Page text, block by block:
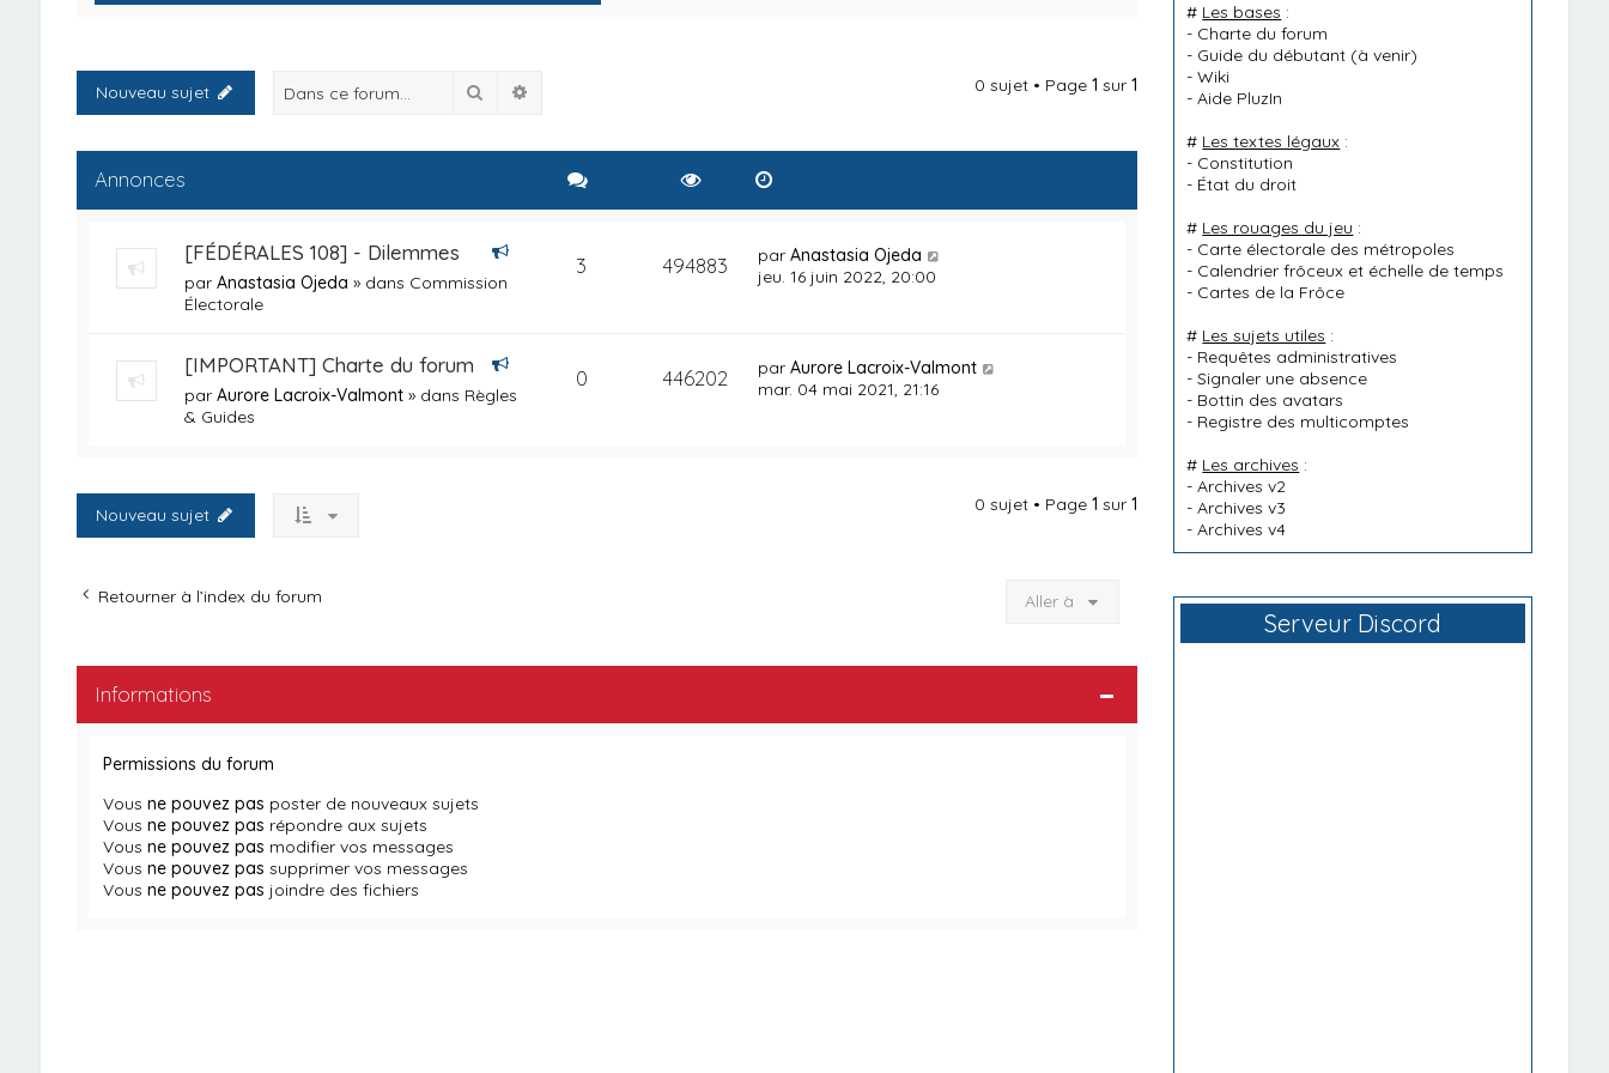
Nouveau sujet Rechercher 0 sujet • Page1 sur1
Annonces
[FÉDÉRALES 108] - Dilemmes
par Anastasia Ojeda » dans Commission
Électorale
3 494883 parAnastasia Ojeda
jeu. 16 juin 2022, 20:00
[IMPORTANT] Charte du forum
par Aurore Lacroix-Valmont » dans Règles
& Guides
0 446202 parAurore Lacroix-Valmont
mar. 04 mai 2021, 21:16
Nouveau sujet 0 sujet • Page1 sur1
Retourner à l’index du forum Aller à
Informations
Permissions du forum
Vous ne pouvez pas poster de nouveaux sujets
Vous ne pouvez pas répondre aux sujets
Vous ne pouvez pas modifier vos messages
Vous ne pouvez pas supprimer vos messages
Vous ne pouvez pas joindre des fichiers
# Les bases :
- Charte du forum
- Guide du débutant (à venir)
-Wiki
-Aide PluzIn
# Les textes légaux :
- Constitution
- État du droit
# Les rouages du jeu :
- Carte électorale des métropoles
- Calendrier frôceux et échelle de temps
- Cartes de la Frôce
# Les sujets utiles :
- Requêtes administratives
-Signaler une absence
- Bottin des avatars
- Registre des multicomptes
# Les archives :
-Archives v2
-Archives v3
-Archives v4
Serveur Discord